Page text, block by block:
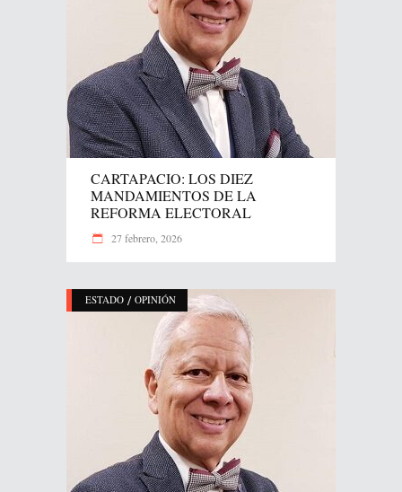
CARTAPACIO: LOS DIEZ
MANDAMIENTOS DE LA
REFORMA ELECTORAL
27 febrero, 2026
ESTADO / OPINIÓN